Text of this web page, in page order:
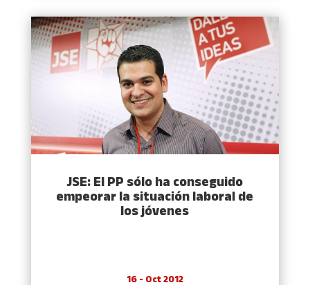
JSE: El PP sólo ha conseguido
empeorar la situación laboral de
los jóvenes
16 - Oct 2012